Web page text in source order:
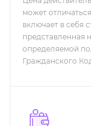
может
включает в себя
представленная
определяемой
Гражданского